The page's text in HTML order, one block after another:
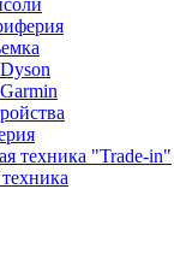
техника "Trade-in"